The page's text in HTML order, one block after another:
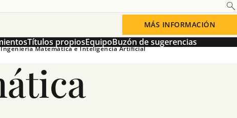
MÁS INFORMACIÓN
Títulos propiosEquipoBuzón de sugerencias
Ingeniería Matemática e Inteligencia Artificial